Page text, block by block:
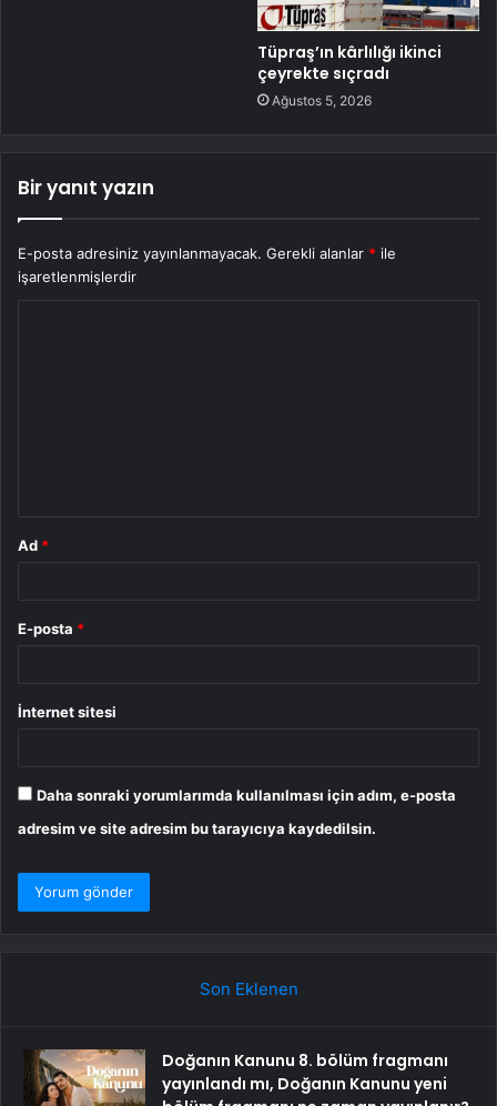
Tüpraş’ın kârlılığı ikinci
çeyrekte sıçradı
Ağustos 5, 2026
Bir yanıt yazın
E-posta adresiniz yayınlanmayacak. Gerekli alanlar * ile
işaretlenmişlerdir
Ad *
E-posta *
İnternet sitesi
Daha sonraki yorumlarımda kullanılması için adım, e-posta
adresim ve site adresim bu tarayıcıya kaydedilsin.
Son Eklenen
Doğanın Kanunu 8. bölüm fragmanı
yayınlandı mı, Doğanın Kanunu yeni